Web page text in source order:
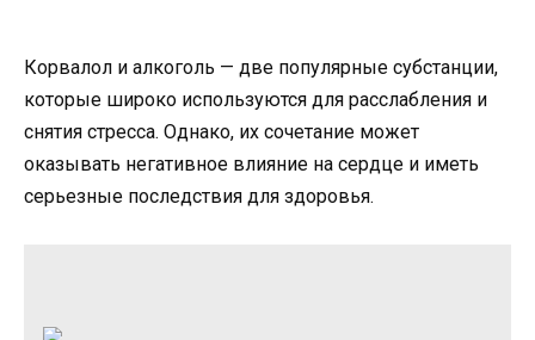
Корвалол и алкоголь — две популярные субстанции,
которые широко используются для расслабления и
снятия стресса. Однако, их сочетание может
оказывать негативное влияние на сердце и иметь
серьезные последствия для здоровья.